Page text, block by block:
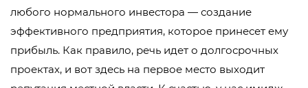
любого нормального инвестора — создание
эффективного предприятия, которое принесет ему
прибыль. Как правило, речь идет о долгосрочных
проектах, и вот здесь на первое место выходит